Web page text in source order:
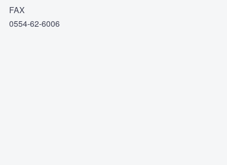
FAX
0554-62-6006